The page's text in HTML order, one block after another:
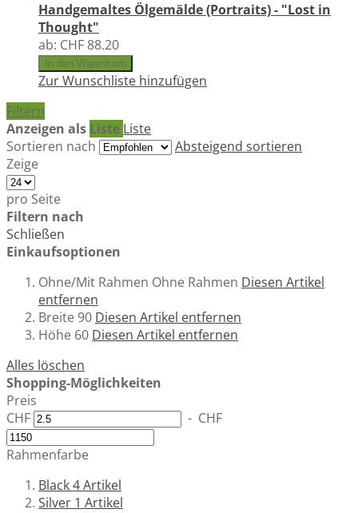
Handgemaltes Ölgemälde (Portraits) - "Lost in
Thought"
ab: CHF 88.20
In den Warenkorb
Zur Wunschliste hinzufügen
Filtern
Anzeigen als Liste Liste
Sortieren nach
Absteigend sortieren
Zeige
pro Seite
Filtern nach
Schließen
Einkaufsoptionen
Ohne/Mit Rahmen Ohne Rahmen Diesen Artikel
entfernen
Breite90 Diesen Artikel entfernen
Höhe 60 Diesen Artikel entfernen
Alles löschen
Shopping-Möglichkeiten
Preis
CHF
- CHF
Rahmenfarbe
Black4Artikel
Silver 1 Artikel